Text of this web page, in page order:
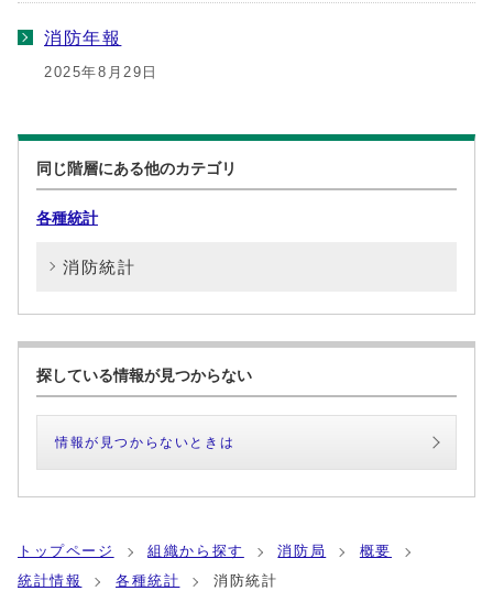
消防年報
2025年8月29日
同じ階層にある他のカテゴリ
各種統計
消防統計
探している情報が見つからない
情報が見つからないときは
トップページ 組織から探す 消防局
概要
統計情報
各種統計 消防統計